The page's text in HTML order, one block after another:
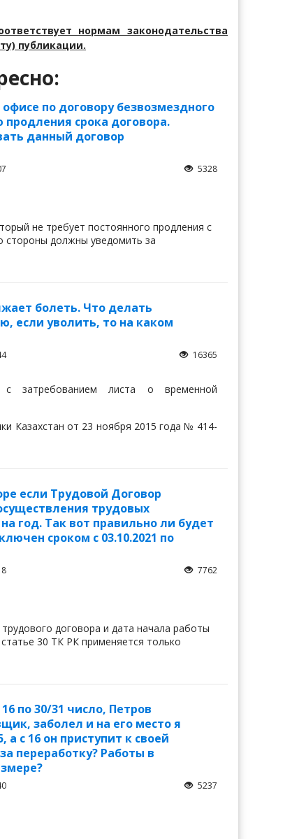
нормам законодательства
публикации.
по договору безвозмездного
продления срока договора.
данный договор
5328
не требует постоянного продления с
стороны должны уведомить за
обязательным для сторон с момента
срок действия договора,
по договору.
признается действующим до
обязательства.
болеть. Что делать
если уволить, то на каком
16365
затребованием листа о временной
Казахстан от 23 ноября 2015 года № 414-
если Трудовой Договор
трудовых
год. Так вот правильно ли будет
сроком с 03.10.2021 по
7762
договора и дата начала работы
30 ТК РК применяется только
по 30/31 число, Петров
заболел и на его место я
с 16 он приступит к своей
переработку? Работы в
5237